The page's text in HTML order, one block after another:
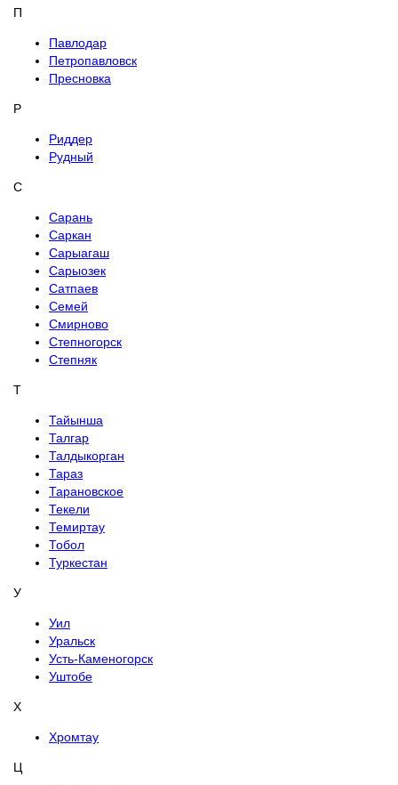
П
Павлодар
Петропавловск
Пресновка
Р
Риддер
Рудный
С
Сарань
Саркан
Сарыагаш
Сарыозек
Сатпаев
Семей
Смирново
Степногорск
Степняк
Т
Тайынша
Талгар
Талдыкорган
Тараз
Тарановское
Текели
Темиртау
Тобол
Туркестан
У
Уил
Уральск
Усть-Каменогорск
Уштобе
Х
Хромтау
Ц